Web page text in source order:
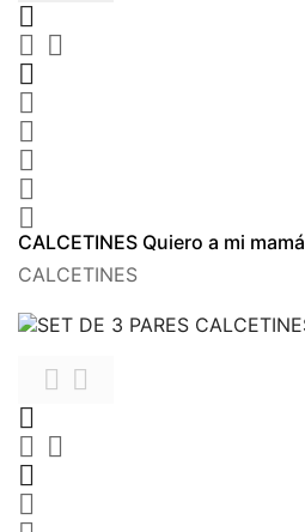









CALCETINES Quiero a mi mamá
CALCETINES
 

 

